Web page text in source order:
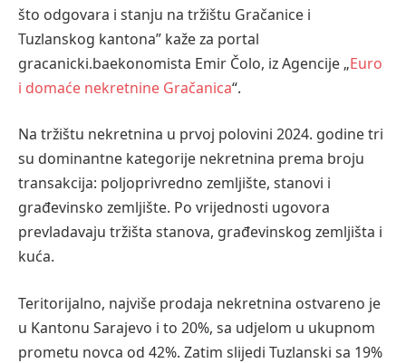
što odgovara i stanju na tržištu Gračanice i
Tuzlanskog kantona” kažeza portal
gracanicki.baekonomista Emir Čolo, izAgencije „Euro
i domaće nekretnine Gračanica“.
Na tržištu nekretnina u prvoj polovini 2024. godine tri
su dominantne kategorije nekretnina prema broju
transakcija: poljoprivredno zemljište, stanovi i
građevinsko zemljište. Po vrijednosti ugovora
prevladavaju tržišta stanova, građevinskog zemljišta i
kuća.
Teritorijalno, najviše prodaja nekretnina ostvareno je
u Kantonu Sarajevo i to 20%, sa udjelom u ukupnom
prometu novca od 42%. Zatim slijedi Tuzlanski sa 19%